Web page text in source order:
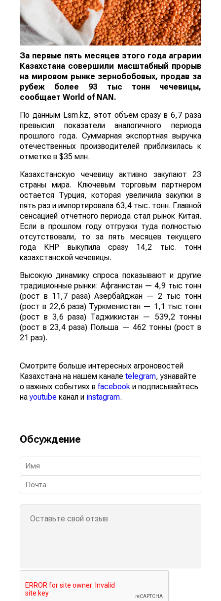
За первые пять месяцев этого года аграрии
Казахстана совершили масштабный прорыв
на мировом рынке зернобобовых, продав за
рубеж более 93 тыс тонн чечевицы,
сообщает World of NAN .
По данным Lsm.kz, этот объем сразу в 6,7 раза
превысил показатели аналогичного периода
прошлого года. Суммарная экспортная выручка
отечественных производителей приблизилась к
отметке в $35 млн.
Казахстанскую чечевицу активно закупают 23
страны мира. Ключевым торговым партнером
остается Турция, которая увеличила закупки в
пять раз и импортировала 63,4 тыс. тонн. Главной
сенсацией отчетного периода стал рынок Китая.
Если в прошлом году отгрузки туда полностью
отсутствовали, то за пять месяцев текущего
года КНР выкупила сразу 14,2 тыс. тонн
казахстанской чечевицы.
Высокую динамику спроса показывают и другие
традиционные рынки: Афганистан — 4,9 тыс тонн
(рост в 11,7 раза) Азербайджан — 2 тыс тонн
(рост в 22,6 раза) Туркменистан — 1,1 тыс тонн
(рост в 3,6 раза) Таджикистан — 539,2 тонны
(рост в 23,4 раза) Польша — 462 тонны (рост в
21 раз).
Смотрите больше интересных агроновостей
Казахстана на нашем канале telegram, узнавайте
о важных событиях в facebook и подписывайтесь
наyoutube канал и instagram.
Обсуждение